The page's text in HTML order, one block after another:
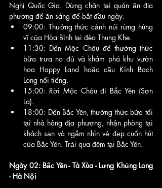
Nghị Quốc Gia. Dừng chân tại quán ăn địa
phương để ăn sáng để bắt đầu ngày.
09:00: Thưởng thức cảnh núi rừng hùng
vĩ của Hòa Bình tại đèo Thung Khe.
11:30: Đến Mộc Châu để thưởng thức
bữa trưa no đủ và khám phá khu vườn
hoa Happy Land hoặc cầu Kính Bach
Long nổi tiếng.
15:00: Rời Mộc Châu đi Bắc Yên (Sơn
La).
18:00: Đến Bắc Yên, thưởng thức bữa tối
tại nhà hàng địa phương, nhận phòng tại
khách sạn và ngắm nhìn vẻ đẹp cuốn hút
của Bắc Yên. Trải qua đêm tại Bắc Yên.
Ngày 02: Bắc Yên - Tà Xùa - Lưng Khủng Long
- Hà Nội